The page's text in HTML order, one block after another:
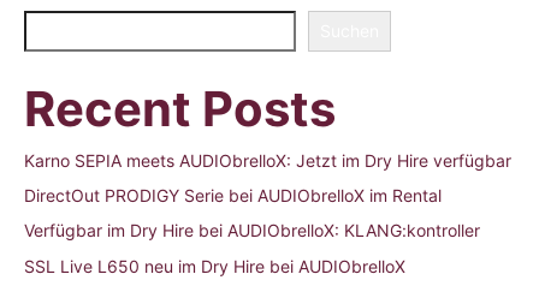
Recent Posts
Karno SEPIA meets AUDIObrelloX: Jetzt im Dry Hire verfügbar
DirectOut PRODIGY Serie bei AUDIObrelloX im Rental
Verfügbar im Dry Hire bei AUDIObrelloX: KLANG:kontroller
SSL Live L650 neu im Dry Hire bei AUDIObrelloX